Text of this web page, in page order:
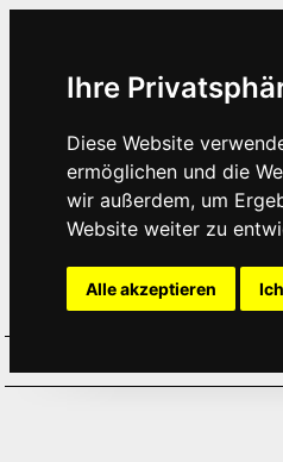
Ihre
Diese Website
ermöglichen und die
wir außerdem, um
Website weiter zu
Alle akzeptieren